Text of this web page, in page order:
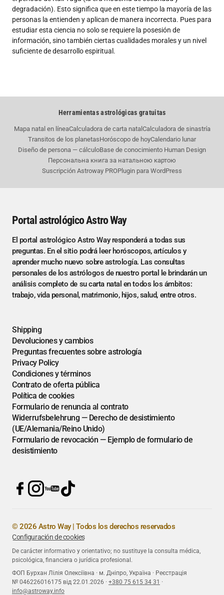
degradación). Esto significa que en este tiempo la mayoría de las
personas la entienden y aplican de manera incorrecta. Pues para
estudiar esta ciencia no solo se requiere la posesión de
información, sino también ciertas cualidades morales y un nivel
suficiente de desarrollo espiritual.
Herramientas astrológicas gratuitas
Mapa natal en líneaCalculadora de carta natal Calculadora de sinastría
Transitos de los planetasHoróscopo de hoyCalendario lunar
Diseño de persona — cálculoBase de conocimiento Human Design
Персональна книга за натальною картою
Suscripción Astroway PROPlugin para WordPress
Portal astrológico Astro Way
El portal astrológico Astro Way responderá a todas sus
preguntas. En el sitio podrá leer horóscopos, artículos y
aprender mucho nuevo sobre astrología. Las consultas
personales de los astrólogos de nuestro portal le brindarán un
análisis completo de su carta natal en todos los ámbitos:
trabajo, vida personal, matrimonio, hijos, salud, entre otros.
Shipping
Devoluciones y cambios
Preguntas frecuentes sobre astrología
Privacy Policy
Condiciones y términos
Contrato de oferta pública
Política de cookies
Formulario de renuncia al contrato
Widerrufsbelehrung — Derecho de desistimiento
(UE/Alemania/Reino Unido)
Formulario de revocación — Ejemplo de formulario de
desistimiento
© 2026 Astro Way | Todos los derechos reservados
Configuración de cookies
De carácter informativo y orientativo; no sustituye la consulta médica,
psicológica, financiera o jurídica profesional.
ФОП Бурхан Лілія Олексіївна · м. Дніпро, Україна · Реєстрація
№ 046226016175 від 22.01.2026 · +380 75 615 34 31 ·
info@astroway.info